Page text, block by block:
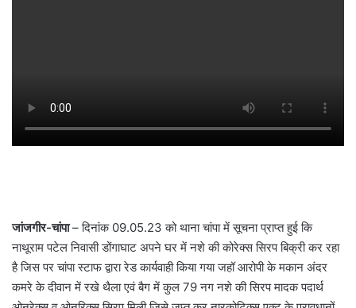
जांजगीर-चांपा– दिनांक 09.05.23 को थाना चांपा में सूचना प्राप्त हुई कि
नाथूराम पटेल निवासी डोंगाघाट अपने घर में नशे की कोरेक्स सिरप बिक्री कर रहा
है जिस पर चांपा स्टाफ द्वारा रेड कार्यवाही किया गया जहॉ आरोपी के मकान अंदर
कमरे के दीवान में रखे थैला एवं बैग में कुल 79 नग नशे की सिरप मादक पदार्थ